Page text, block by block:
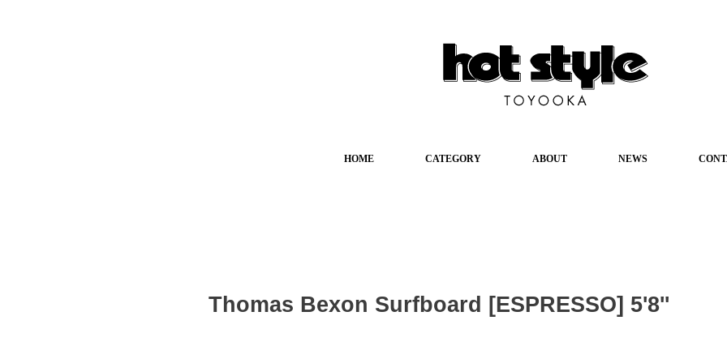
HOME CATEGORY ABOUT NEWS
Thomas Bexon Surfboard [ESPRESSO] 5'8''